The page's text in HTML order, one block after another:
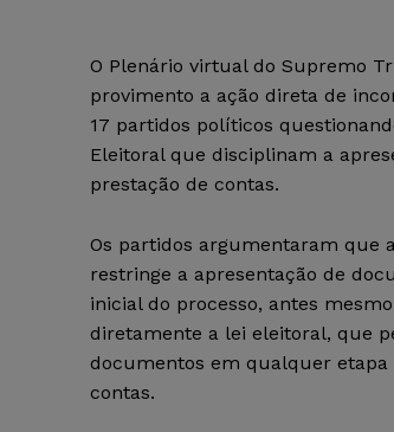
O Plenário virtual do Supremo
provimento a ação direta de
17 partidos políticos
Eleitoral que disciplinam a
prestação de contas.
Os partidos argumentaram que
restringe a apresentação de
inicial do processo, antes
diretamente a lei eleitoral, que
documentos em qualquer etapa
contas.